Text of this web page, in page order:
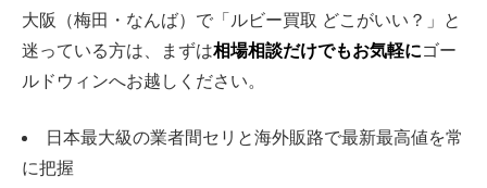
大阪（梅田・なんば）で「ルビー買取 どこがいい？」と
迷っている方は、まずは相場相談だけでもお気軽にゴー
ルドウィンへお越しください。
日本最大級の業者間セリと海外販路で最新最高値を常
に把握